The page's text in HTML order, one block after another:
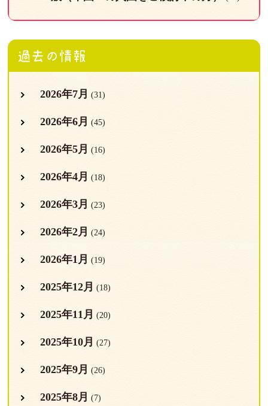
過去の情報
2026年7月 (31)
2026年6月 (45)
2026年5月 (16)
2026年4月 (18)
2026年3月 (23)
2026年2月 (24)
2026年1月 (19)
2025年12月 (18)
2025年11月 (20)
2025年10月 (27)
2025年9月 (26)
2025年8月 (7)